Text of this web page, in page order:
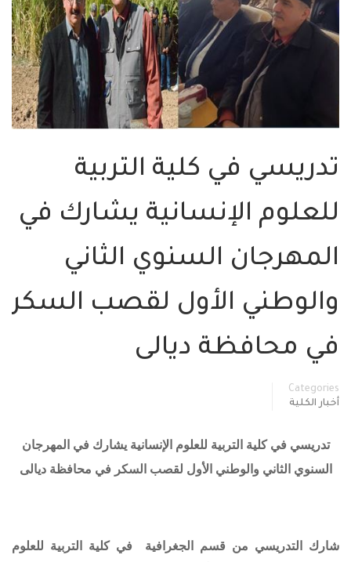
تدريسي في كلية التربية
للعلوم الإنسانية يشارك في
المهرجان السنوي الثاني
والوطني الأول لقصب السكر
في محافظة ديالى
Categories
أخبار الكلية
تدريسي في كلية التربية للعلوم الإنسانية يشارك في المهرجان
السنوي الثاني والوطني الأول لقصب السكر في محافظة ديالى
شارك التدريسي من قسم الجغرافية في كلية التربية للعلوم